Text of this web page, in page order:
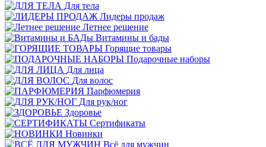
Для тела
Лидеры продаж
Летнее решение
Витамины и бады
Горящие товары
Подарочные наборы
Для лица
Для волос
Парфюмерия
Для рук/ног
Здоровье
Сертификаты
Новинки
Всё для мужчин